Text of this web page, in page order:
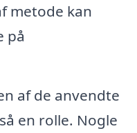
metode kan
på
af de anvendte
en rolle. Nogle